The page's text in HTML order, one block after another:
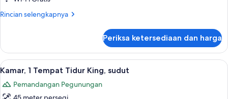
Rincian selengkapnya
Rincian
Grand
Executive
Suite
Periksa ketersediaan dan harga
Lihat
semua
foto
Seprai premium, selimut bulu angsa,
5
Kamar, 1 Tempat Tidur King, sudut
Pemandangan Pegunungan